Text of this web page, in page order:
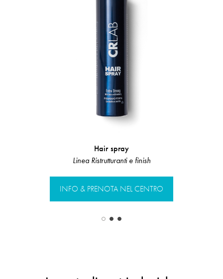
Hair spray
Linea Ristrutturanti e finish
INFO & PRENOTA NEL CENTRO